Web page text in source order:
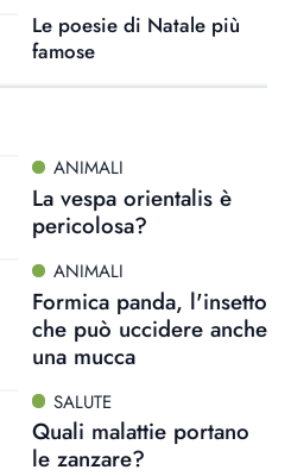
Le poesie di Natale più
famose
ANIMALI
La vespa orientalis è
pericolosa?
ANIMALI
Formica panda, l'insetto
che può uccidere anche
una mucca
SALUTE
Quali malattie portano
le zanzare?